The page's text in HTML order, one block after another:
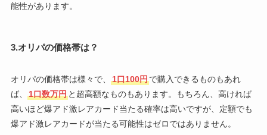
能性があります。
3.オリパの価格帯は？
オリパの価格帯は様々で、 1口100円で購入できるものもあれ
ば、
1口数万円と超高額なものもあります。もちろん、高ければ
高いほど爆アド激レアカード当たる確率は高いですが、定額でも
爆アド激レアカードが当たる可能性はゼロではありません。